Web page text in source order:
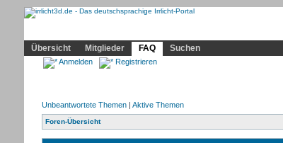
Übersicht
Mitglieder FAQ Suchen
Anmelden Registrieren
Unbeantwortete Themen| Aktive Themen
Foren-Übersicht